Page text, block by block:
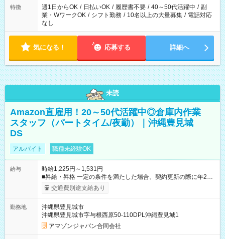
特徴 週1日からOK / 日払いOK / 履歴書不要 / 40～50代活躍中 / 副
業・WワークOK / シフト勤務 / 10名以上の大量募集 / 電話対応
なし
気になる！ 応募する 詳細へ
未読
Amazon直雇用！20～50代活躍中◎倉庫内作業
スタッフ（パートタイム/夜勤）｜沖縄豊見城
DS
アルバイト 職種未経験OK
給与
時給1,225円～1,531円
■昇給・昇格 一定の条件を満たした場合、契約更新の際に年2回
まで昇給の機会があります。 ■正社員登用制度あり ※月末締/翌
月25日支払い ※時間外手当、別途支給 ※深夜割増賃金 (22:00～
☆Amazon直雇用で安定して働けます！ 【試用期間】試用期間
あり 試用期間の長さ：1週間 雇用形態、給与は本採用時と同じ
です。
交通費別途支給あり
勤務地
沖縄県豊見城市
沖縄県豊見城市字与根西原50-110DPL沖縄豊見城1
アマゾンジャパン合同会社